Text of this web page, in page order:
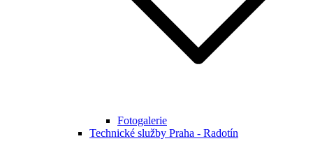
Fotogalerie
Technické služby Praha - Radotín